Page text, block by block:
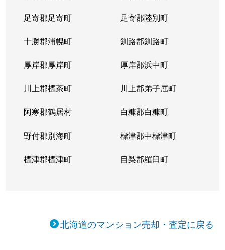
足寄郡足寄町 足寄郡陸別町
十勝郡浦幌町 釧路郡釧路町
厚岸郡厚岸町 厚岸郡浜中町
川上郡標茶町 川上郡弟子屈町
阿寒郡鶴居村 白糠郡白糠町
野付郡別海町 標津郡中標津町
標津郡標津町 目梨郡羅臼町
北海道のマンション売却・査定に戻る